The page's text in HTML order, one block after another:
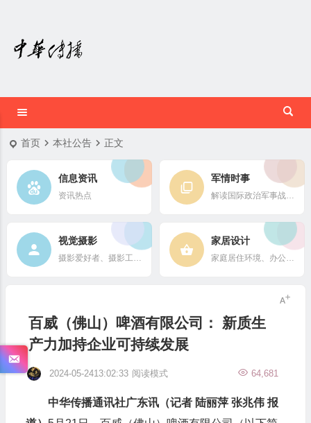
首页 本社公告 正文
信息资讯
资讯热点
军情时事
解读国际政治军事战略格局
视觉摄影
摄影爱好者、摄影工作者及摄影行业信息
家居设计
家庭居住环境、办公场所、公共空间陈设风格以设计搭配
百威（佛山）啤酒有限公司： 新质生
产力加持企业可持续发展
2024-05-2413:02:33 64,681
阅读模式
中华传播通讯社广东讯（记者 陆丽萍 张兆伟 报